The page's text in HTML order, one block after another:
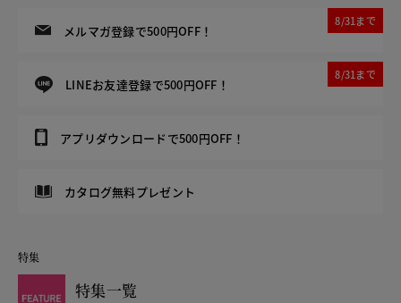
メルマガ登録で500円OFF！
8/31まで
LINEお友達登録で500円OFF！
8/31まで
アプリダウンロードで500円OFF！
カタログ無料プレゼント
特集
特集一覧